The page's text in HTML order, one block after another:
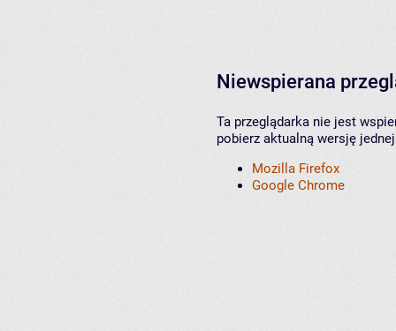
Niewspierana
Ta przeglądarka nie jest
pobierz aktualną wersję
Mozilla Firefox
Google Chrome